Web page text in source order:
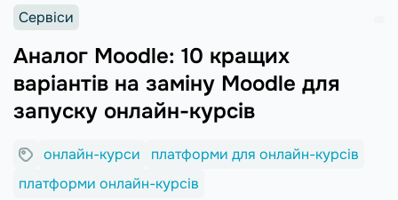
Сервіси
Аналог Moodle: 10 кращих
варіантів на заміну Moodle для
запуску онлайн-курсів
онлайн-курси
платформи для онлайн-курсів
платформи онлайн-курсів